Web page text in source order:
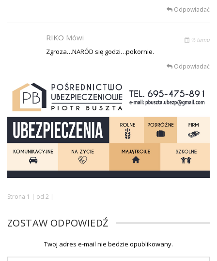
Odpowiadać
RIKO Mówi % temu
Zgroza…NARÓD się godzi…pokornie.
Odpowiadać
Strona 1 | od 2 |
ZOSTAW ODPOWIEDŹ
Twoj adres e-mail nie bedzie opublikowany.